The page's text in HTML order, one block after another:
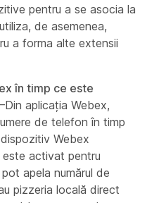
pentru a se asocia la
de asemenea,
a forma alte extensii
în timp ce este
aplicația Webex,
de telefon în timp
Webex
activat pentru
apela numărul de
pizzeria locală direct